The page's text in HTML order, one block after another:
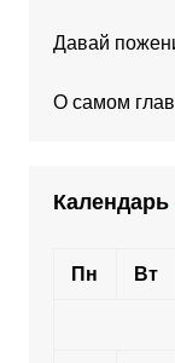
Давай
О самом
Календарь
Пн Вт